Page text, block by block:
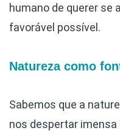
humano de querer se
favorável possível.
Natureza como
Sabemos que a
nos despertar imensa